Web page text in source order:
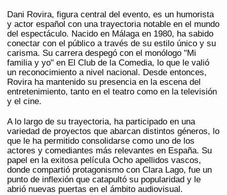
Dani Rovira, figura central del evento, es un humorista
y actor español con una trayectoria notable en el mundo
del espectáculo. Nacido en Málaga en 1980, ha sabido
conectar con el público a través de su estilo único y su
carisma. Su carrera despegó con el monólogo "Mi
familia y yo" en El Club de la Comedia, lo que le valió
un reconocimiento a nivel nacional. Desde entonces,
Rovira ha mantenido su presencia en la escena del
entretenimiento, tanto en el teatro como en la televisión
y el cine.
A lo largo de su trayectoria, ha participado en una
variedad de proyectos que abarcan distintos géneros, lo
que le ha permitido consolidarse como uno de los
actores y comediantes más relevantes en España. Su
papel en la exitosa película Ocho apellidos vascos,
donde compartió protagonismo con Clara Lago, fue un
punto de inflexión que catapultó su popularidad y le
abrió nuevas puertas en el ámbito audiovisual.